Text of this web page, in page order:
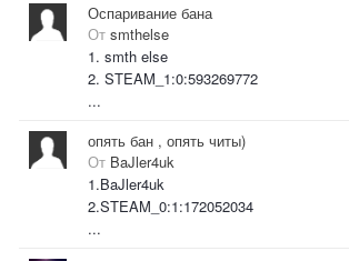
Оспаривание бана
От smthelse
1. smth else
2. STEAM_1:0:593269772
...
опять бан , опять читы)
От BaJler4uk
1.BaJler4uk
2.STEAM_0:1:172052034
...